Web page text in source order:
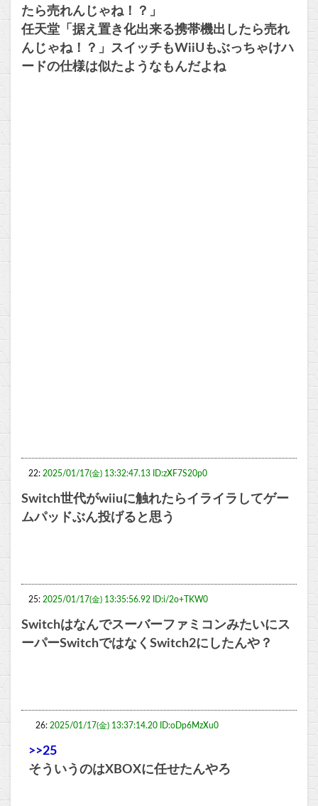
たら売れんじゃね！？」
任天堂「据え置き化出来る携帯機出したら売れ
んじゃね！？」スイッチもWiiUもぶっちゃけハ
ードの仕様は似たようなもんだよね
22: 2025/01/17(金) 13:32:47.13 ID:zXF7S20p0
Switch世代がwiiuに触れたらイライラしてゲー
ムパッドぶん投げると思う
25: 2025/01/17(金) 13:35:56.92 ID:i/2o+TKW0
Switchはなんでスーバーファミコンみたいにス
ーパーSwitchではなくSwitch2にしたんや？
26: 2025/01/17(金) 13:37:14.20 ID:oDp6MzXu0
>>25
そういうのはXBOXに任せたんやろ